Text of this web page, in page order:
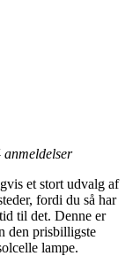
anmeldelser
et stort udvalg af
fordi du så har
til det. Denne er
den prisbilligste
lampe.